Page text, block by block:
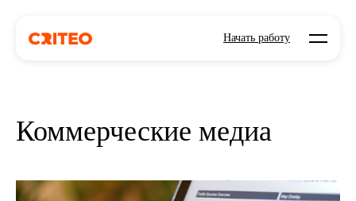
Начать работу Open
Коммерческие медиа